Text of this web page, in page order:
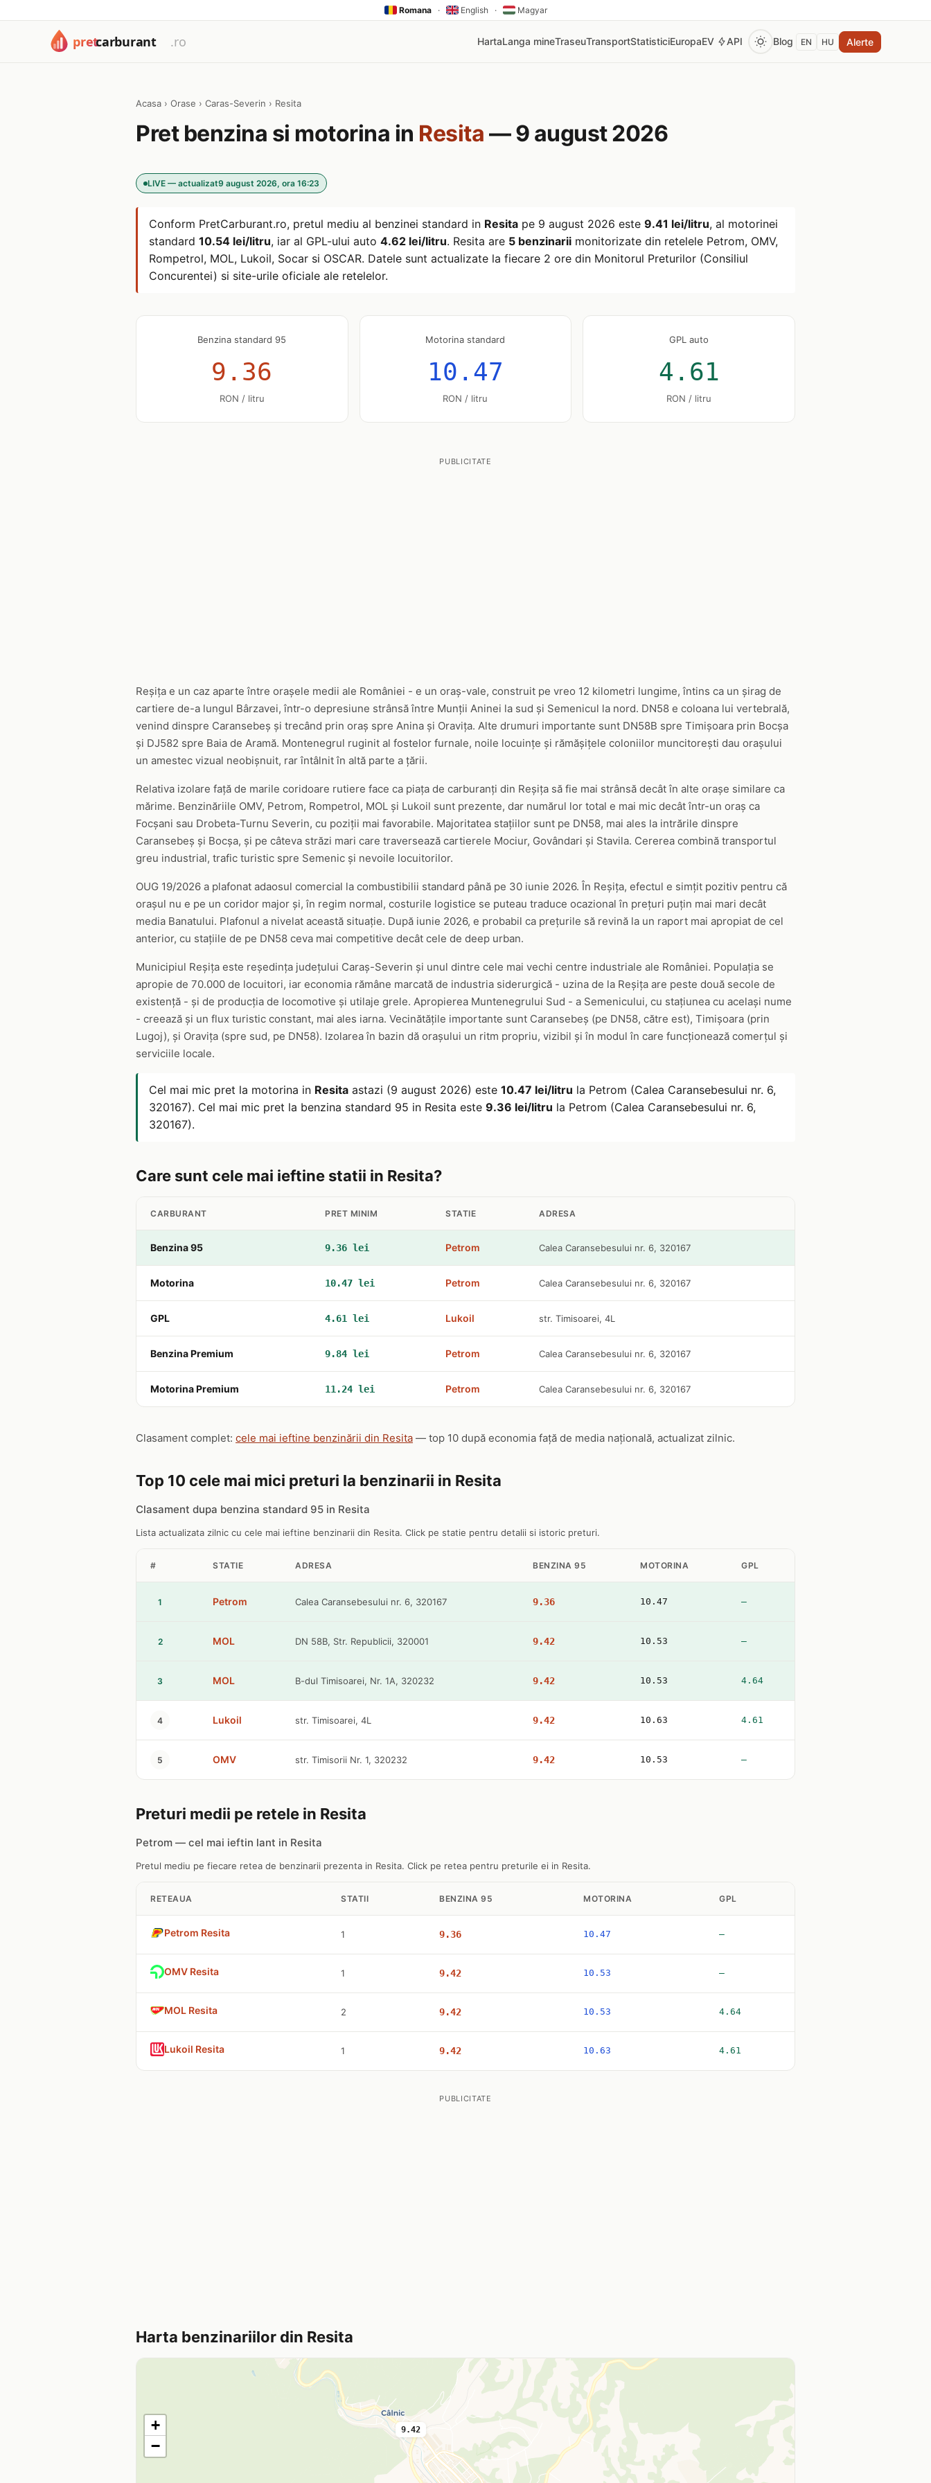
Romana · English · Magyar
HartaLanga mineTraseuTransportStatisticiEuropaEV API Blog EN HU Alerte
Acasa › Orase › Caras-Severin › Resita
Pret benzina si motorina in Resita — 9 august 2026
LIVE — actualizat9 august 2026, ora 16:23
Conform PretCarburant.ro, pretul mediu al benzinei standard in Resita pe 9 august 2026 este 9.41 lei/litru, al motorinei
standard 10.54 lei/litru, iar al GPL-ului auto 4.62 lei/litru. Resita are 5 benzinarii monitorizate din retelele Petrom, OMV,
Rompetrol, MOL, Lukoil, Socar si OSCAR. Datele sunt actualizate la fiecare 2 ore din Monitorul Preturilor (Consiliul
Concurentei) si site-urile oficiale ale retelelor.
Benzina standard 95
9.36
RON / litru
Motorina standard
10.47
RON / litru
GPL auto
4.61
RON / litru
PUBLICITATE
Reșița e un caz aparte între orașele medii ale României - e un oraș-vale, construit pe vreo 12 kilometri lungime, întins ca un șirag de
cartiere de-a lungul Bârzavei, într-o depresiune strânsă între Munții Aninei la sud și Semenicul la nord. DN58 e coloana lui vertebrală,
venind dinspre Caransebeș și trecând prin oraș spre Anina și Oravița. Alte drumuri importante sunt DN58B spre Timișoara prin Bocșa
și DJ582 spre Baia de Aramă. Montenegrul ruginit al fostelor furnale, noile locuințe și rămășițele coloniilor muncitorești dau orașului
un amestec vizual neobișnuit, rar întâlnit în altă parte a țării.
Relativa izolare față de marile coridoare rutiere face ca piața de carburanți din Reșița să fie mai strânsă decât în alte orașe similare ca
mărime. Benzinăriile OMV, Petrom, Rompetrol, MOL și Lukoil sunt prezente, dar numărul lor total e mai mic decât într-un oraș ca
Focșani sau Drobeta-Turnu Severin, cu poziții mai favorabile. Majoritatea stațiilor sunt pe DN58, mai ales la intrările dinspre
Caransebeș și Bocșa, și pe câteva străzi mari care traversează cartierele Mociur, Govândari și Stavila. Cererea combină transportul
greu industrial, trafic turistic spre Semenic și nevoile locuitorilor.
OUG 19/2026 a plafonat adaosul comercial la combustibilii standard până pe 30 iunie 2026. În Reșița, efectul e simțit pozitiv pentru că
orașul nu e pe un coridor major și, în regim normal, costurile logistice se puteau traduce ocazional în prețuri puțin mai mari decât
media Banatului. Plafonul a nivelat această situație. După iunie 2026, e probabil ca prețurile să revină la un raport mai apropiat de cel
anterior, cu stațiile de pe DN58 ceva mai competitive decât cele de deep urban.
Municipiul Reșița este reședința județului Caraș-Severin și unul dintre cele mai vechi centre industriale ale României. Populația se
apropie de 70.000 de locuitori, iar economia rămâne marcată de industria siderurgică - uzina de la Reșița are peste două secole de
existență - și de producția de locomotive și utilaje grele. Apropierea Muntenegrului Sud - a Semenicului, cu stațiunea cu același nume
- creează și un flux turistic constant, mai ales iarna. Vecinătățile importante sunt Caransebeș (pe DN58, către est), Timișoara (prin
Lugoj), și Oravița (spre sud, pe DN58). Izolarea în bazin dă orașului un ritm propriu, vizibil și în modul în care funcționează comerțul și
serviciile locale.
Cel mai mic pret la motorina in Resita astazi (9 august 2026) este 10.47 lei/litru la Petrom (Calea Caransebesului nr. 6,
320167). Cel mai mic pret la benzina standard 95 in Resita este 9.36 lei/litru la Petrom (Calea Caransebesului nr. 6,
320167).
Care sunt cele mai ieftine statii in Resita?
CARBURANT PRET MINIM STATIE ADRESA
Benzina 95 9.36 lei Petrom Calea Caransebesului nr. 6, 320167
Motorina 10.47 lei Petrom Calea Caransebesului nr. 6, 320167
GPL 4.61 lei Lukoil str. Timisoarei, 4L
Benzina Premium 9.84 lei Petrom Calea Caransebesului nr. 6, 320167
Motorina Premium 11.24 lei Petrom Calea Caransebesului nr. 6, 320167
Clasament complet: cele mai ieftine benzinării din Resita — top 10 după economia față de media națională, actualizat zilnic.
Top 10 cele mai mici preturi la benzinarii in Resita
Clasament dupa benzina standard 95 in Resita
Lista actualizata zilnic cu cele mai ieftine benzinarii din Resita. Click pe statie pentru detalii si istoric preturi.
# STATIE ADRESA BENZINA 95 MOTORINA GPL
1 Petrom Calea Caransebesului nr. 6, 320167 9.36 10.47 —
2 MOL DN 58B, Str. Republicii, 320001 9.42 10.53 —
3 MOL B-dul Timisoarei, Nr. 1A, 320232 9.42 10.53 4.64
4 Lukoil str. Timisoarei, 4L 9.42 10.63 4.61
5 OMV str. Timisorii Nr. 1, 320232 9.42 10.53 —
Preturi medii pe retele in Resita
Petrom — cel mai ieftin lant in Resita
Pretul mediu pe fiecare retea de benzinarii prezenta in Resita. Click pe retea pentru preturile ei in Resita.
RETEAUA STATII BENZINA 95 MOTORINA GPL
Petrom Resita 1 9.36 10.47 —
OMV Resita 1 9.42 10.53 —
MOL Resita 2 9.42 10.53 4.64
Lukoil Resita 1 9.42 10.63 4.61
PUBLICITATE
Harta benzinariilor din Resita
9.42
+
−